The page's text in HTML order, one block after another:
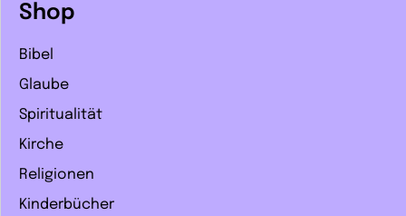
Shop
Bibel
Glaube
Spiritualität
Kirche
Religionen
Kinderbücher